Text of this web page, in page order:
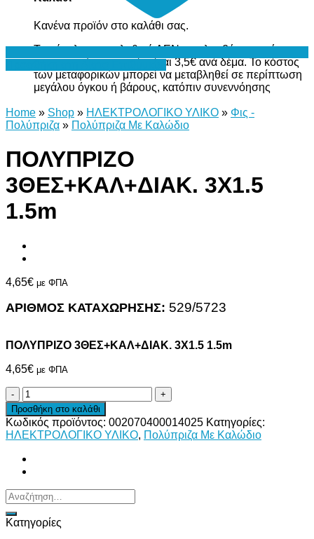
Κανένα προϊόν στο καλάθι σας.
Το σύνολο του καλαθιού ΔΕΝ περιλαμβάνει το κόστος
μεταφορικών, το οποίο είναι 3,5€ ανά δέμα. Το κόστος
των μεταφορικών μπορεί να μεταβληθεί σε περίπτωση
μεγάλου όγκου ή βάρους, κατόπιν συνεννόησης
Home » Shop » ΗΛΕΚΤΡΟΛΟΓΙΚΟ ΥΛΙΚΟ » Φις -
Πολύπριζα » Πολύπριζα Με Καλώδιο
ΠΟΛΥΠΡΙΖΟ
3ΘΕΣ+ΚΑΛ+ΔΙΑΚ. 3Χ1.5
1.5m
4,65€ με ΦΠΑ
ΑΡΙΘΜΟΣ ΚΑΤΑΧΩΡΗΣΗΣ: 529/5723
ΠΟΛΥΠΡΙΖΟ 3ΘΕΣ+ΚΑΛ+ΔΙΑΚ. 3Χ1.5 1.5m
4,65€ με ΦΠΑ
ΠΟΛΥΠΡΙΖΟ
3ΘΕΣ+ΚΑΛ+ΔΙΑΚ.
3Χ1.5
1.5m
ποσότητα
Προσθήκη στο καλάθι
Κωδικός προϊόντος: 002070400014025 Κατηγορίες:
ΗΛΕΚΤΡΟΛΟΓΙΚΟ ΥΛΙΚΟ, Πολύπριζα Με Καλώδιο
Αναζήτηση
για:
Κατηγορίες